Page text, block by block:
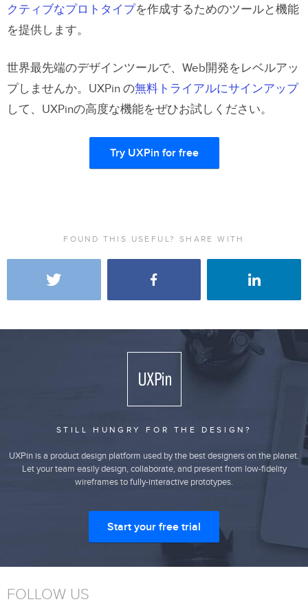
クティブなプロトタイプを作成するためのツールと機能
を提供します。
世界最先端のデザインツールで、Web開発をレベルアッ
プしませんか。UXPin の無料トライアルにサインアップ
して、UXPinの高度な機能をぜひお試しください。
Try UXPin for free
FOUND THIS USEFUL? SHARE WITH
STILL HUNGRY FOR THE DESIGN?
UXPin is a product design platform used by the best designers on the planet.
Let your team easily design, collaborate, and present from low-fidelity
wireframes to fully-interactive prototypes.
Start your free trial
FOLLOW US